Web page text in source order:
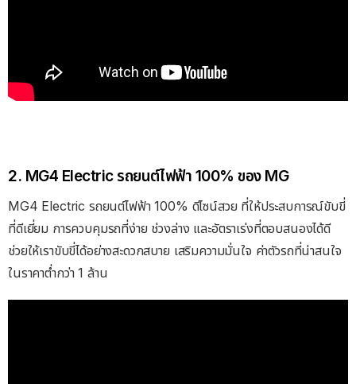
2. MG4 Electric รถยนต์ไฟฟ้า 100% ของ MG
MG4 Electric รถยนต์ไฟฟ้า 100% ดีไซน์สวย ที่ให้ประสบการณ์ขับขี่
ที่ดีเยี่ยม การควบคุมรถที่ง่าย ช่วงล่าง และอัตราเร่งที่ตอบสนองได้ดี
ช่วยให้เราขับขี่ได้อย่างสะดวกสบาย เสริมความมั่นใจ ค่าตัวรถที่น่าสนใจ
ในราคาต่ำกว่า 1 ล้าน